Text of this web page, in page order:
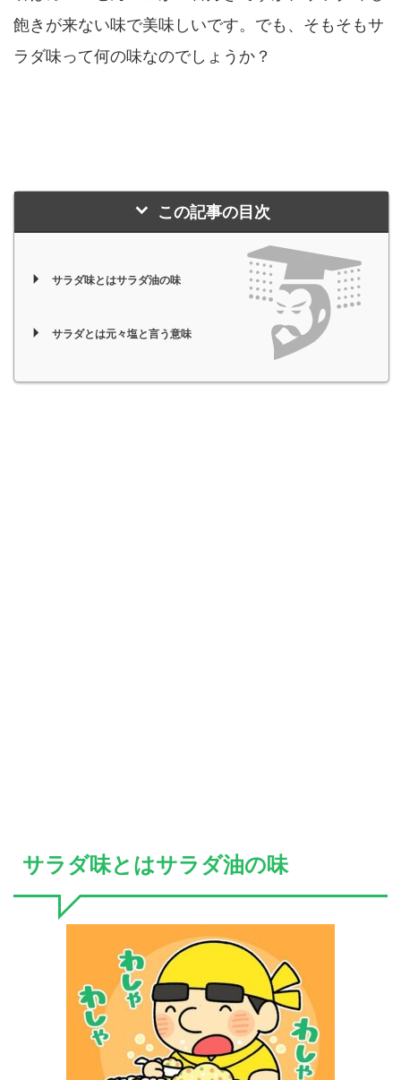
飽きが来ない味で美味しいです。でも、そもそもサ
ラダ味って何の味なのでしょうか？
この記事の目次
サラダ味とはサラダ油の味
サラダとは元々塩と言う意味
サラダ味とはサラダ油の味